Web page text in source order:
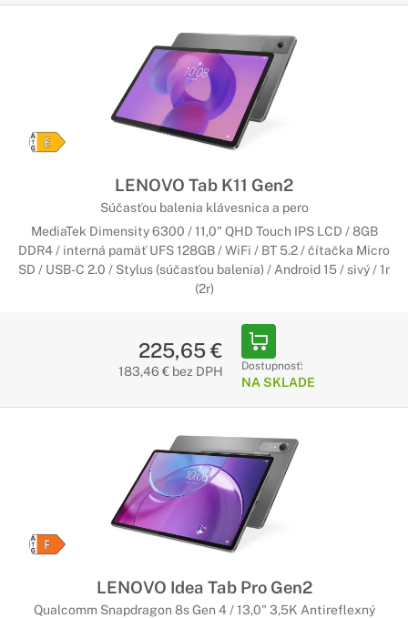
LENOVO Tab K11 Gen2
Súčasťou balenia klávesnica a pero
MediaTek Dimensity 6300 / 11,0" QHD Touch IPS LCD / 8GB
DDR4 / interná pamäť UFS 128GB / WiFi / BT 5.2 / čítačka Micro
SD / USB-C 2.0 / Stylus (súčasťou balenia) / Android 15 / sivý / 1r
(2r)
225,65 €
183,46 € bez DPH Dostupnosť:
NA SKLADE
LENOVO Idea Tab Pro Gen2
Qualcomm Snapdragon 8s Gen 4 / 13,0" 3,5K Antireflexný